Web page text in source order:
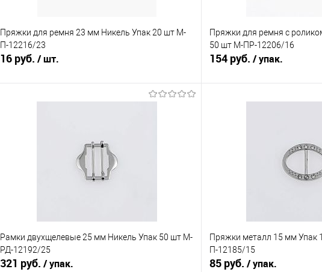
Пряжки для ремня 23 мм Никель Упак 20 шт М-
П-12216/23
16 руб. / шт.
Пряжки для ремня с
50 шт М-ПР-12206/16
154 руб. / упак.
Рамки двухщелевые 25 мм Никель Упак 50 шт М-
РД-12192/25
321 руб. / упак.
Пряжки металл 15 мм Упак
П-12185/15
85 руб. / упак.